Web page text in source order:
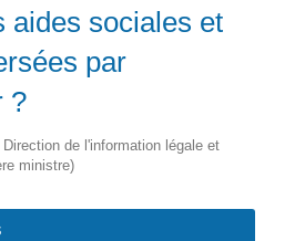
aides sociales et
par
?
de l'information légale et
ministre)